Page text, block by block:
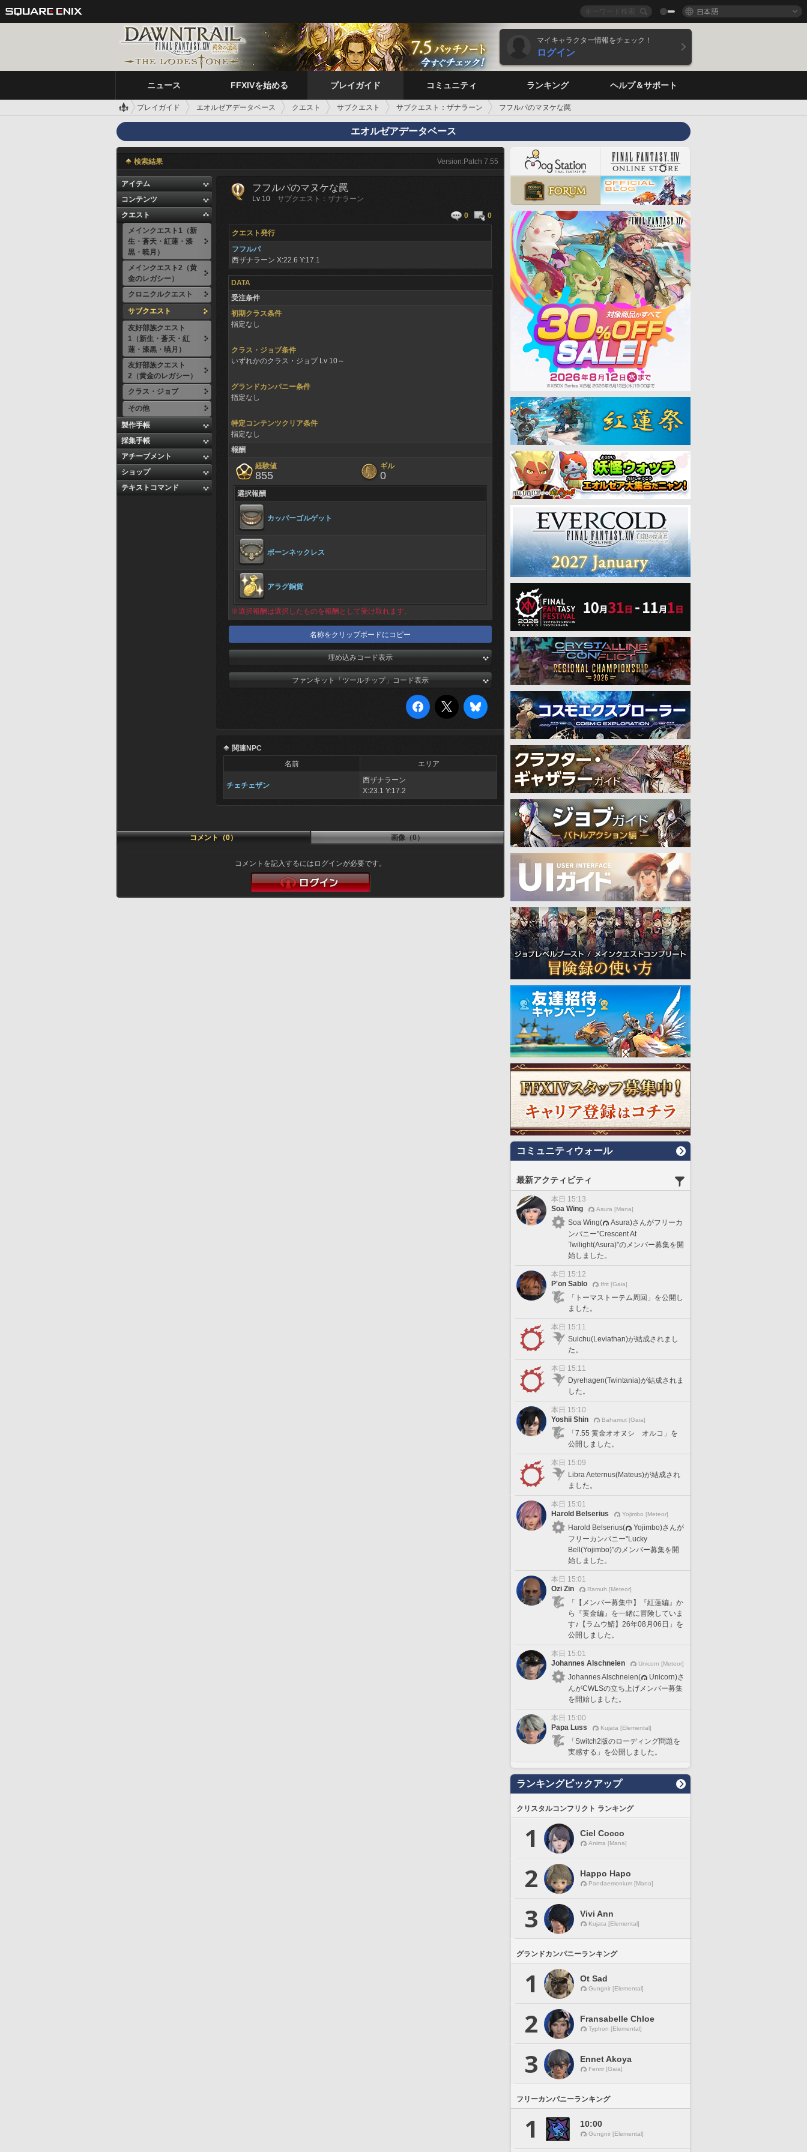
日本語
マイキャラクター情報をチェック！
ログイン
ニュース FFXIVを始める プレイガイド コミュニティ ランキング ヘルプ＆サポート
プレイガイド エオルゼアデータベース クエスト サブクエスト サブクエスト：ザナラーン フフルパのマヌケな罠
エオルゼアデータベース
検索結果 Version:Patch 7.55
アイテム
コンテンツ
クエスト
メインクエスト1（新
生・蒼天・紅蓮・漆
黒・暁月）
メインクエスト2（黄
金のレガシー）
クロニクルクエスト
サブクエスト
友好部族クエスト
1（新生・蒼天・紅
蓮・漆黒・暁月）
友好部族クエスト
2（黄金のレガシー）
クラス・ジョブ
その他
製作手帳
採集手帳
アチーブメント
ショップ
テキストコマンド
フフルパのマヌケな罠
Lv 10
サブクエスト：ザナラーン
0
0
クエスト発行
フフルパ
西ザナラーン X:22.6 Y:17.1
DATA
受注条件
初期クラス条件
指定なし
クラス・ジョブ条件
いずれかのクラス・ジョブ Lv 10～
グランドカンパニー条件
指定なし
特定コンテンツクリア条件
指定なし
報酬
経験値
855
ギル
0
選択報酬
カッパーゴルゲット
ボーンネックレス
アラグ銅貨
※選択報酬は選択したものを報酬として受け取れます。
名称をクリップボードにコピー
埋め込みコード表示
ファンキット「ツールチップ」コード表示
関連NPC
名前
エリア
チェチェザン
西ザナラーン
X:23.1 Y:17.2
コメント（0） 画像（0）
コメントを記入するにはログインが必要です。
コミュニティウォール
最新アクティビティ
本日 15:13
Soa Wing
Asura [Mana]
Soa Wing(
Asura)さんがフリーカ
ンパニー"Crescent At
Twilight(Asura)"のメンバー募集を開
始しました。
本日 15:12
P'on Sablo
Ifrit [Gaia]
「トーマストーテム周回」を公開し
ました。
本日 15:11
Suichu(Leviathan)が結成されまし
た。
本日 15:11
Dyrehagen(Twintania)が結成されま
した。
本日 15:10
Yoshii Shin
Bahamut [Gaia]
「7.55 黄金オオヌシ オルコ」を
公開しました。
本日 15:09
Libra Aeternus(Mateus)が結成され
ました。
本日 15:01
Harold Belserius
Yojimbo [Meteor]
Harold Belserius(
Yojimbo)さんが
フリーカンパニー"Lucky
Bell(Yojimbo)"のメンバー募集を開
始しました。
本日 15:01
Ozi Zin
Ramuh [Meteor]
「【メンバー募集中】『紅蓮編』か
ら『黄金編』を一緒に冒険していま
す♪【ラムウ鯖】26年08月06日」を
公開しました。
本日 15:01
Johannes Alschneien
Unicorn [Meteor]
Johannes Alschneien(
Unicorn)さ
んがCWLSの立ち上げメンバー募集
を開始しました。
本日 15:00
Papa Luss
Kujata [Elemental]
「Switch2版のローディング問題を
実感する」を公開しました。
ランキングピックアップ
クリスタルコンフリクト ランキング
1 Ciel Cocco
Anima [Mana]
2 Happo Hapo
Pandaemonium [Mana]
3 Vivi Ann
Kujata [Elemental]
グランドカンパニーランキング
1 Ot Sad
Gungnir [Elemental]
2 Fransabelle Chloe
Typhon [Elemental]
3 Ennet Akoya
Fenrir [Gaia]
フリーカンパニーランキング
1 10:00
Gungnir [Elemental]